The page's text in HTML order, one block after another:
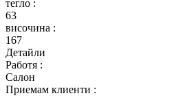
тегло :
63
височина :
167
Детайли
Работя :
Салон
Приемам клиенти :